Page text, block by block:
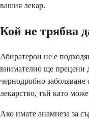
вашия лекар.
Кой не трябва
Абиратерон не е
внимателно ще прецени
чернодробно
лекарство, тъй като
Ако имате анамнеза за